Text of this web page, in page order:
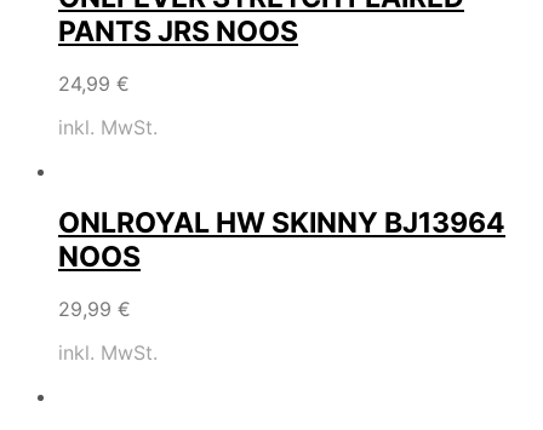
PANTS JRS NOOS
24,99 €
inkl. MwSt.
ONLROYAL HW SKINNY BJ13964
NOOS
29,99 €
inkl. MwSt.